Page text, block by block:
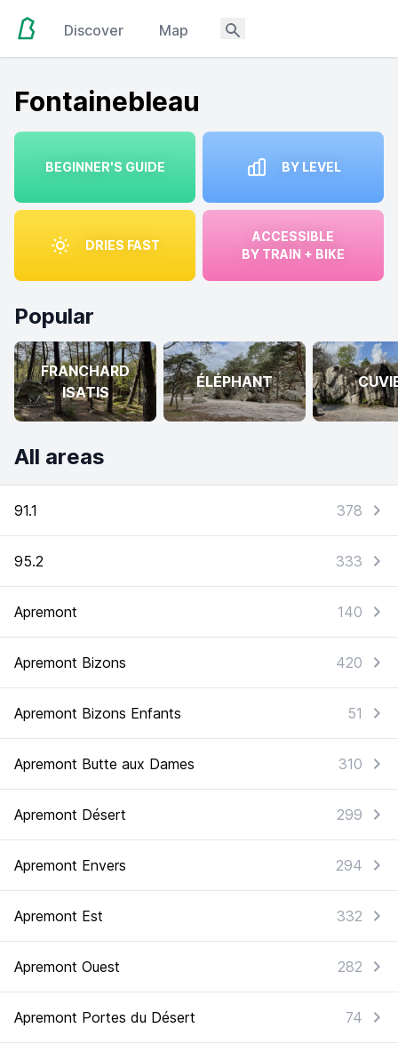
Discover Map
Fontainebleau
BEGINNER'S GUIDE BY LEVEL
DRIES FAST
ACCESSIBLE
BY TRAIN + BIKE
Popular
FRANCHARD
ISATIS
ÉLÉPHANT
All areas
91.1 378
95.2 333
Apremont 140
Apremont Bizons 420
Apremont Bizons Enfants 51
Apremont Butte aux Dames 310
Apremont Désert 299
Apremont Envers 294
Apremont Est 332
Apremont Ouest 282
Apremont Portes du Désert 74